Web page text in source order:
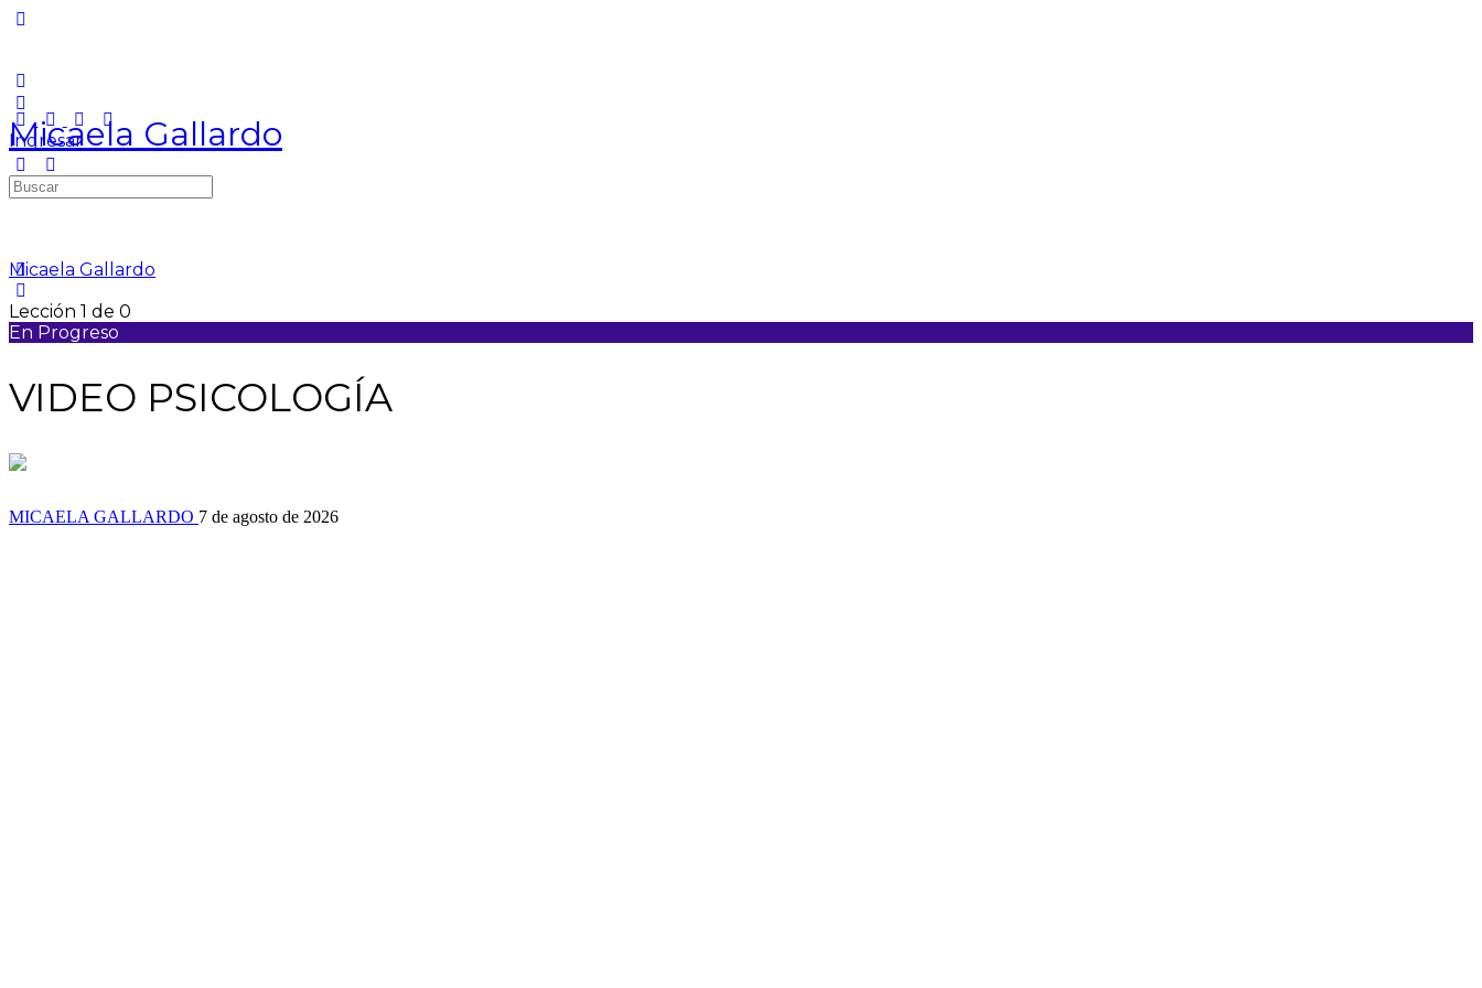
Ingresar
Micaela Gallardo
Micaela Gallardo
Lección 1 de 0
En Progreso
VIDEO PSICOLOGÍA
MICAELA GALLARDO 7 de agosto de 2026